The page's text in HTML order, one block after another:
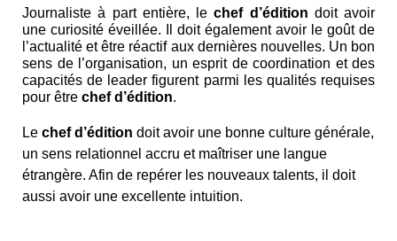
Journaliste à part entière, lechef d’édition doit avoir
une curiosité éveillée. Il doit également avoir le goût de
l’actualité et être réactif aux dernières nouvelles. Un bon
sens de l’organisation, un esprit de coordination et des
capacités de leader figurent parmi les qualités requises
pour être chef d’édition.
Le chef d’édition doit avoir une bonne culture générale,
un sens relationnel accru et maîtriser une langue
étrangère. Afin de repérer les nouveaux talents, il doit
aussi avoir une excellente intuition.